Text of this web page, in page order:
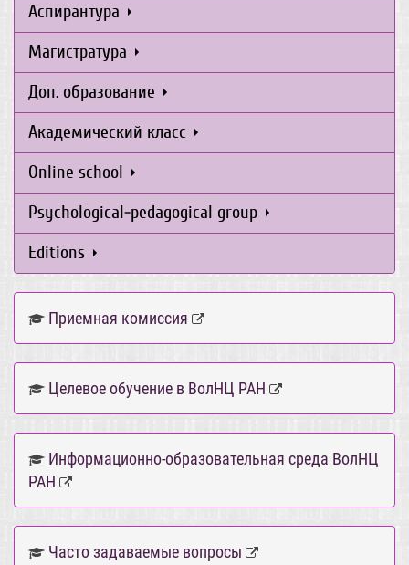
Аспирантура
Магистратура
Доп. образование
Академический класс
Online school
Psychological-pedagogical group
Editions
Приемная комиссия
Целевое обучение в ВолНЦ РАН
Информационно-образовательная среда ВолНЦ
РАН
Часто задаваемые вопросы